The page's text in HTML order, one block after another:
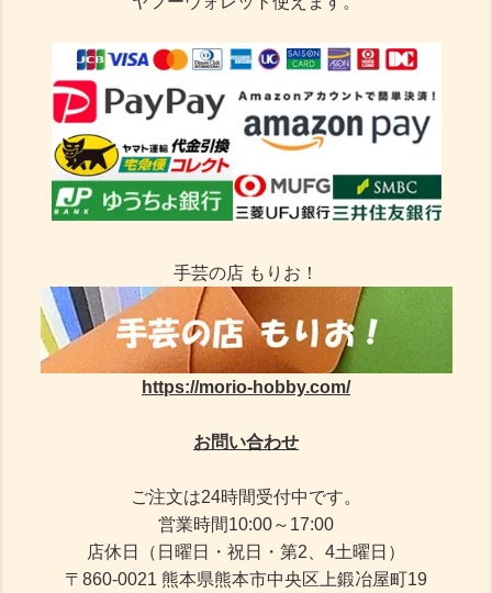
手芸の店 もりお！
https://morio-hobby.com/
お問い合わせ
ご注文は24時間受付中です。
営業時間10:00～17:00
店休日（日曜日・祝日・第2、4土曜日）
〒860-0021 熊本県熊本市中央区上鍛冶屋町19